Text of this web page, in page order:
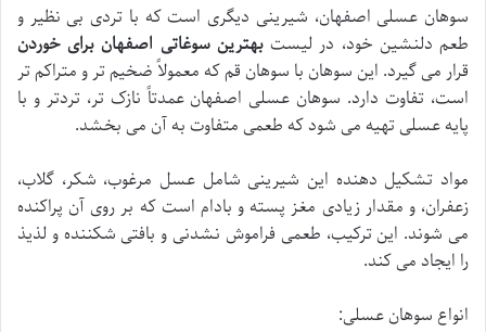
سوهان عسلی اصفهان، شیرینی دیگری است که با تردی بی نظیر و
طعم دلنشین خود، در لیستبهترین سوغاتی اصفهان برای خوردن
قرار می گیرد. این سوهان با سوهان قم که معمولاً ضخیم تر و متراکم تر
است، تفاوت دارد. سوهان عسلی اصفهان عمدتاً نازک تر، تردتر و با
پایه عسلی تهیه می شود که طعمی متفاوت به آن می بخشد.
مواد تشکیل دهنده این شیرینی شامل عسل مرغوب، شکر، گلاب،
زعفران، و مقدار زیادی مغز پسته و بادام است که بر روی آن پراکنده
می شوند. این ترکیب، طعمی فراموش نشدنی و بافتی شکننده و لذیذ
را ایجاد می کند.
انواع سوهان عسلی: